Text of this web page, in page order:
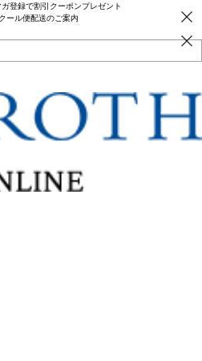
ガ登録で割引クーポンプレゼント
ール便配送のご案内